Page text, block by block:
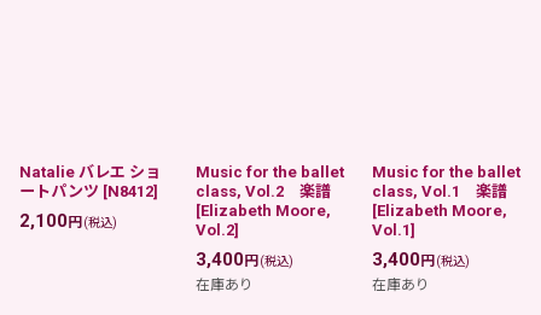
Natalie バレエ ショ
ートパンツ [N8412]
2,100円 (税込)
Music for the ballet
class, Vol.2 楽譜
[Elizabeth Moore,
Vol.2]
3,400円 (税込)
在庫あり
Music for the ballet
class, Vol.1 楽譜
[Elizabeth Moore,
Vol.1]
3,400円 (税込)
在庫あり